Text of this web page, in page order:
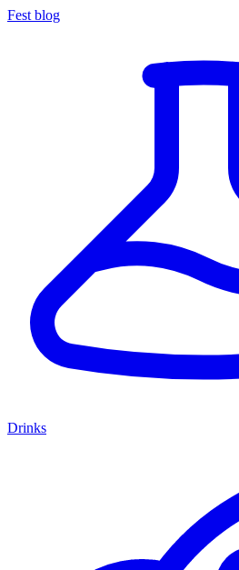
Fest blog
Drinks